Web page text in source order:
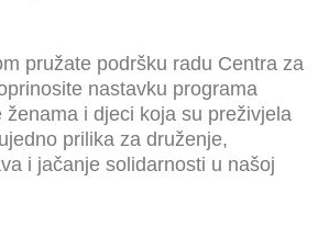
pružate podršku radu Centra za
nastavku programa
ženama i djeci koja su preživjela
prilika za druženje,
i jačanje solidarnosti u našoj